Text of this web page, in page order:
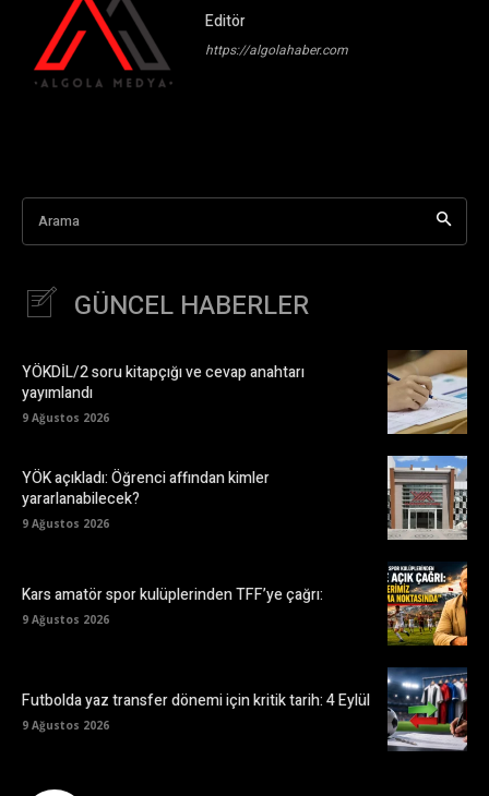
Editör
https://algolahaber.com
Arama
GÜNCEL HABERLER
YÖKDİL/2 soru kitapçığı ve cevap anahtarı
yayımlandı
9 Ağustos 2026
YÖK açıkladı: Öğrenci affından kimler
yararlanabilecek?
9 Ağustos 2026
Kars amatör spor kulüplerinden TFF’ye çağrı:
9 Ağustos 2026
Futbolda yaz transfer dönemi için kritik tarih: 4 Eylül
9 Ağustos 2026